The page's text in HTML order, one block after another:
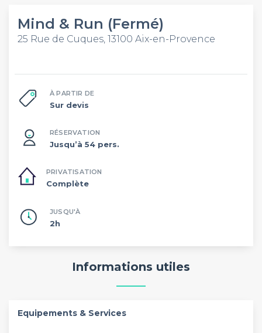
Mind & Run (Fermé)
25 Rue de Cuques, 13100 Aix-en-Provence
À PARTIR DE
Sur devis
RÉSERVATION
Jusqu’à 54 pers.
PRIVATISATION
Complète
JUSQU'À
2h
Informations utiles
Equipements & Services